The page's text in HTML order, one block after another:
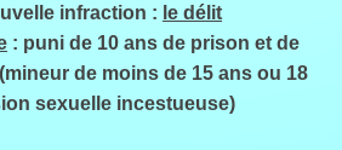
infraction : le délit
: puni de 10 ans de prison et de
de moins de 15 ans ou 18
sexuelle incestueuse)